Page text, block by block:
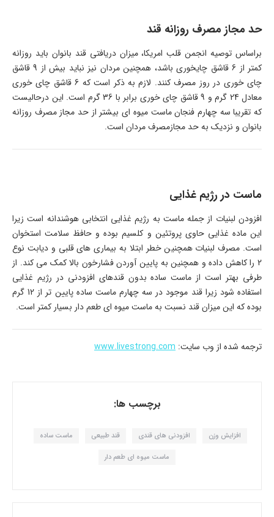
حد مجاز مصرف روزانه قند
براساس توصیه انجمن قلب امریکا، میزان دریافتی قند بانوان باید روزانه
کمتر از 6 قاشق چایخوری باشد، همچنین مردان نیز نباید بیش از 9 قاشق
چای خوری در روز مصرف کنند. لازم به ذکر است که 6 قاشق چای خوری
معادل 24 گرم و 9 قاشق چای خوری برابر با 36 گرم است. این درحالیست
که تقریبا سه چهارم فنجان ماست میوه ای بیشتر از حد مجاز مصرف روزانه
بانوان و نزدیک به حد مجازمصرف مردان است.
ماست در رژیم غذایی
افزودن لبنیات از جمله ماست به رژیم غذایی انتخابی هوشندانه است زیرا
این ماده غذایی حاوی پروتئین و کلسیم بوده و حافظ سلامت استخوان
است. مصرف لبنیات همچنین خطر ابتلا به بیماری های قلبی و دیابت نوع
2 را کاهش داده و همچنین به پایین آوردن فشارخون بالا کمک می کند. از
طرفی بهتر است از ماست ساده بدون قندهای افزودنی در رژیم غذایی
استفاده شود زیرا قند موجود در سه چهارم ماست ساده پایین تر از 12 گرم
بوده که این میزان قند نسبت به ماست میوه ای طعم دار بسیار کمتر است.
ترجمه شده از وب سایت: www.livestrong.com
برچسب ها:
افزایش وزن افزودنی های قندی قند طبیعی ماست ساده
ماست میوه ای طعم دار